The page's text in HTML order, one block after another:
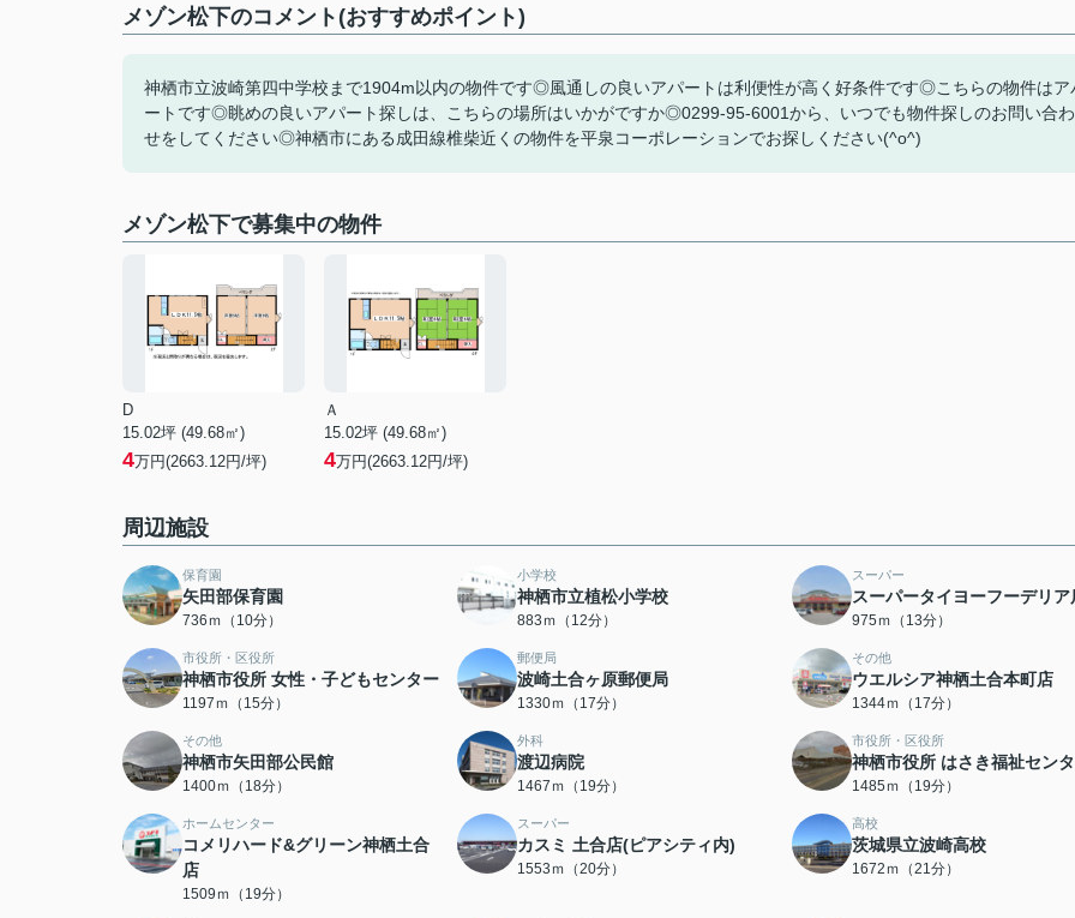
メゾン松下のコメント(おすすめポイント)
神栖市立波崎第四中学校まで1904m以内の物件です◎風通しの良いアパートは利便性が高く好条件です◎こちらの物件はア
ートです◎眺めの良いアパート探しは、こちらの場所はいかがですか◎0299-95-6001から、いつでも物件探しのお問い合わ
せをしてください◎神栖市にある成田線椎柴近くの物件を平泉コーポレーションでお探しください(^o^)
メゾン松下で募集中の物件
D
15.02坪 (49.68㎡)
4万円(2663.12円/坪)
Ａ
15.02坪 (49.68㎡)
4万円(2663.12円/坪)
周辺施設
保育園
矢田部保育園
736ｍ（10分）
小学校
神栖市立植松小学校
883ｍ（12分）
スーパー
スーパータイヨーフーデリア
975ｍ（13分）
市役所・区役所
神栖市役所 女性・子どもセンター
1197ｍ（15分）
郵便局
波崎土合ヶ原郵便局
1330ｍ（17分）
その他
ウエルシア神栖土合本町店
1344ｍ（17分）
その他
神栖市矢田部公民館
1400ｍ（18分）
外科
渡辺病院
1467ｍ（19分）
市役所・区役所
神栖市役所 はさき福祉セン
1485ｍ（19分）
ホームセンター
コメリハード&グリーン神栖土合
店
1509ｍ（19分）
スーパー
カスミ 土合店(ピアシティ内)
1553ｍ（20分）
高校
茨城県立波崎高校
1672ｍ（21分）